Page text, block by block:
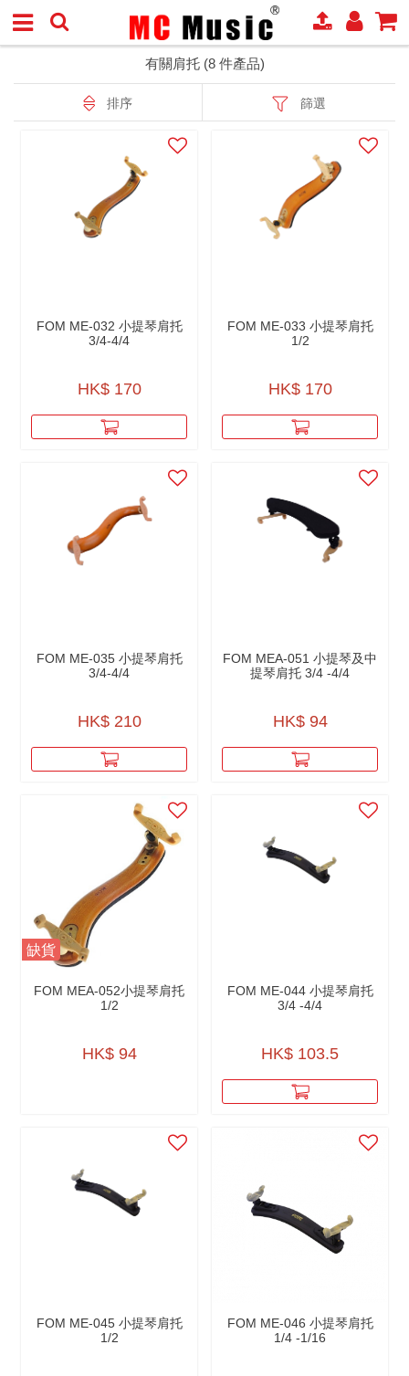
有關肩托 (8 件產品)
排序 篩選
FOM ME-032 小提琴肩托
3/4-4/4
HK$ 170
FOM ME-033 小提琴肩托
1/2
HK$ 170
FOM ME-035 小提琴肩托
3/4-4/4
HK$ 210
FOM MEA-051 小提琴及中
提琴肩托 3/4 -4/4
HK$ 94
缺貨
FOM MEA-052小提琴肩托
1/2
HK$ 94
FOM ME-044 小提琴肩托
3/4 -4/4
HK$ 103.5
FOM ME-045 小提琴肩托
1/2
FOM ME-046 小提琴肩托
1/4 -1/16